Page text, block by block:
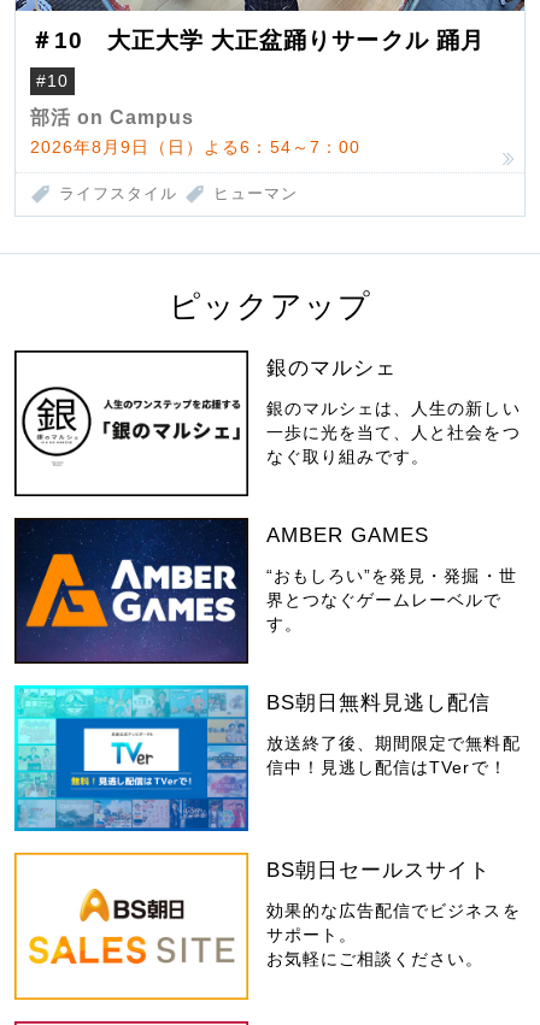
＃10 大正大学 大正盆踊りサークル 踊月
#10
部活 on Campus
2026年8月9日（日）よる6：54～7：00
ライフスタイル ヒューマン
ピックアップ
銀のマルシェ
銀のマルシェは、人生の新しい
一歩に光を当て、人と社会をつ
なぐ取り組みです。
AMBER GAMES
“おもしろい”を発見・発掘・世
界とつなぐゲームレーベルで
す。
BS朝日無料見逃し配信
放送終了後、期間限定で無料配
信中！見逃し配信はTVerで！
BS朝日セールスサイト
効果的な広告配信でビジネスを
サポート。
お気軽にご相談ください。